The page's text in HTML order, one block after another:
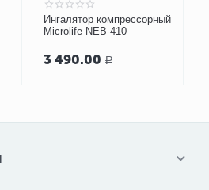
процедуры.
Ингалятор компрессорный
Microlife NEB-410
3 490.00 Р